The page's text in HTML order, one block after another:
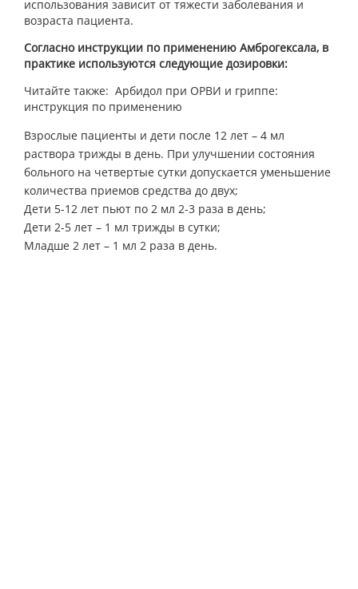
использования зависит от тяжести заболевания и
возраста пациента.
Согласно инструкции по применению Амброгексала, в
практике используются следующие дозировки:
Читайте также: Арбидол при ОРВИ и гриппе:
инструкция по применению
Взрослые пациенты и дети после 12 лет – 4 мл
раствора трижды в день. При улучшении состояния
больного на четвертые сутки допускается уменьшение
количества приемов средства до двух;
Дети 5-12 лет пьют по 2 мл 2-3 раза в день;
Дети 2-5 лет – 1 мл трижды в сутки;
Младше 2 лет – 1 мл 2 раза в день.